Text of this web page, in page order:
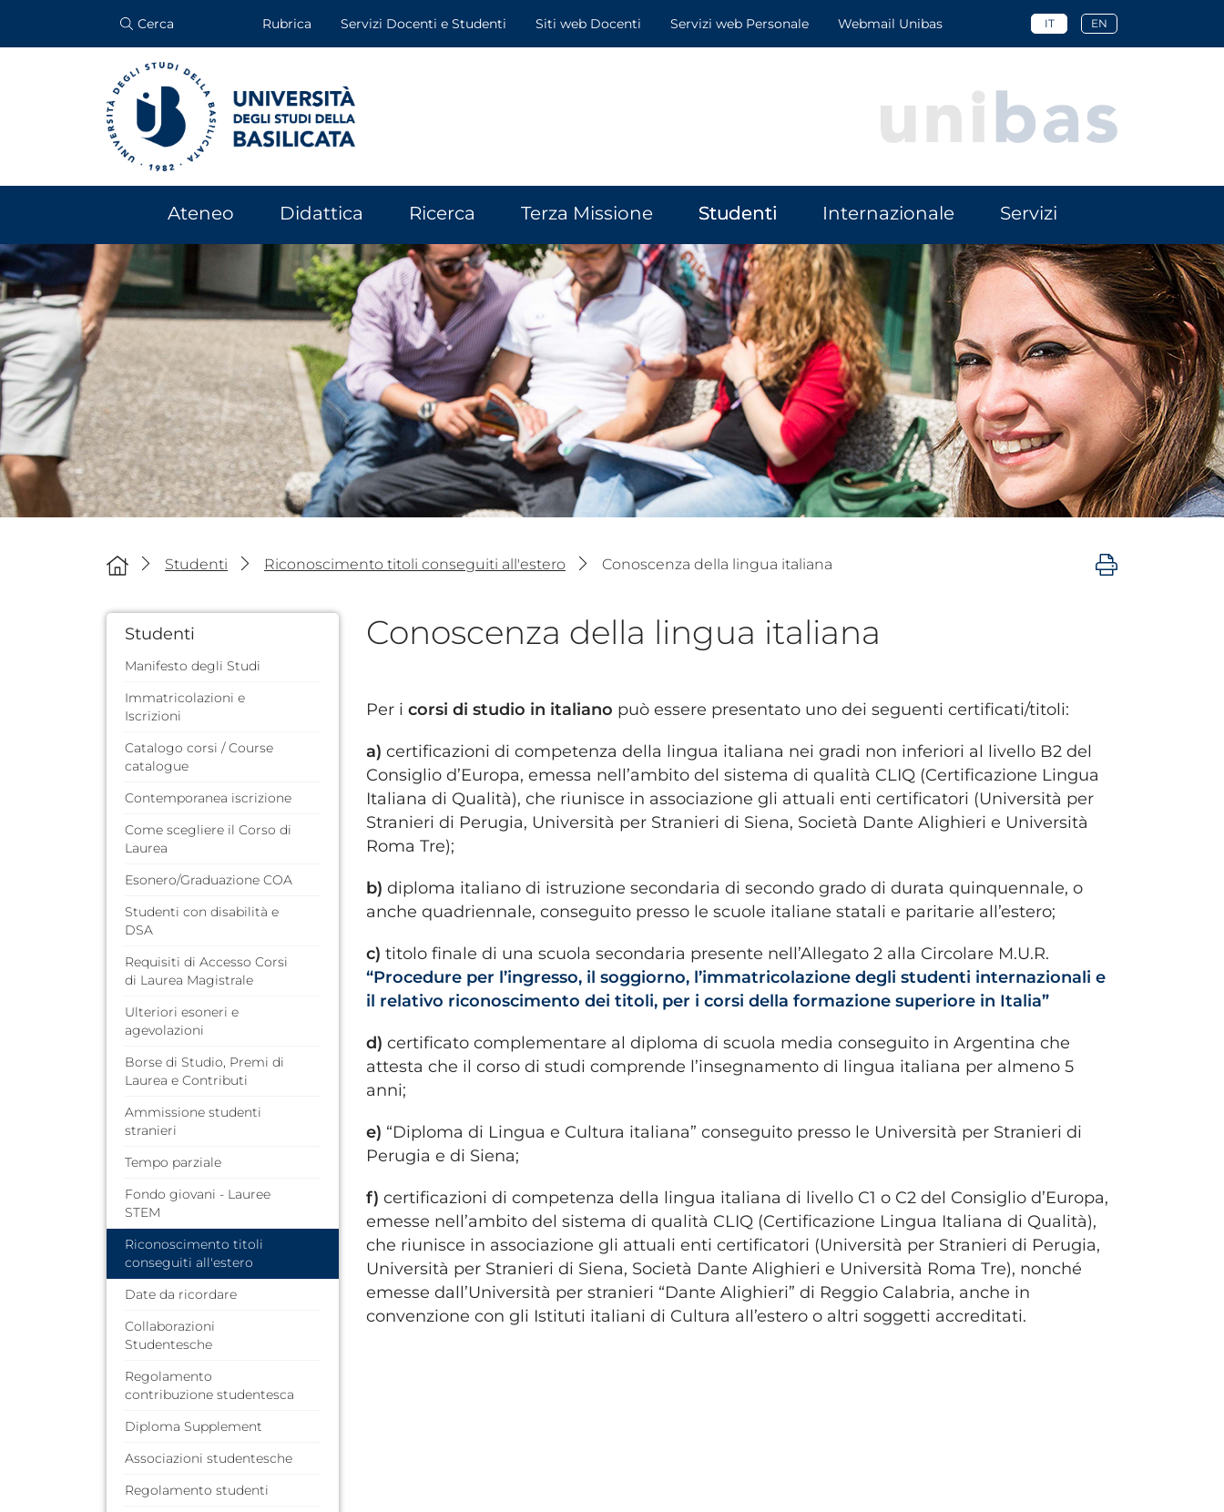
Cerca Rubrica Servizi Docenti e Studenti Siti web Docenti Servizi web Personale Webmail Unibas IT EN
Ateneo Didattica Ricerca Terza Missione Studenti Internazionale Servizi
Studenti Riconoscimento titoli conseguiti all'estero Conoscenza della lingua italiana
Conoscenza della lingua italiana
Per i corsi di studio in italiano può essere presentato uno dei seguenti certificati/titoli:
a) certificazioni di competenza della lingua italiana nei gradi non inferiori al livello B2 del
Consiglio d’Europa, emessa nell’ambito del sistema di qualità CLIQ (Certificazione Lingua
Italiana di Qualità), che riunisce in associazione gli attuali enti certificatori (Università per
Stranieri di Perugia, Università per Stranieri di Siena, Società Dante Alighieri e Università
Roma Tre);
b) diploma italiano di istruzione secondaria di secondo grado di durata quinquennale, o
anche quadriennale, conseguito presso le scuole italiane statali e paritarie all’estero;
c) titolo finale di una scuola secondaria presente nell’Allegato 2 alla Circolare M.U.R.
“Procedure per l’ingresso, il soggiorno, l’immatricolazione degli studenti internazionali e
il relativo riconoscimento dei titoli, per i corsi della formazione superiore in Italia”
d) certificato complementare al diploma di scuola media conseguito in Argentina che
attesta che il corso di studi comprende l’insegnamento di lingua italiana per almeno 5
anni;
e) “Diploma di Lingua e Cultura italiana” conseguito presso le Università per Stranieri di
Perugia e di Siena;
f) certificazioni di competenza della lingua italiana di livello C1 o C2 del Consiglio d’Europa,
emesse nell’ambito del sistema di qualità CLIQ (Certificazione Lingua Italiana di Qualità),
che riunisce in associazione gli attuali enti certificatori (Università per Stranieri di Perugia,
Università per Stranieri di Siena, Società Dante Alighieri e Università Roma Tre), nonché
emesse dall’Università per stranieri “Dante Alighieri” di Reggio Calabria, anche in
convenzione con gli Istituti italiani di Cultura all’estero o altri soggetti accreditati.
Studenti
Manifesto degli Studi
Immatricolazioni e
Iscrizioni
Catalogo corsi / Course
catalogue
Contemporanea iscrizione
Come scegliere il Corso di
Laurea
Esonero/Graduazione COA
Studenti con disabilità e
DSA
Requisiti di Accesso Corsi
di Laurea Magistrale
Ulteriori esoneri e
agevolazioni
Borse di Studio, Premi di
Laurea e Contributi
Ammissione studenti
stranieri
Tempo parziale
Fondo giovani - Lauree
STEM
Riconoscimento titoli
conseguiti all'estero
Date da ricordare
Collaborazioni
Studentesche
Regolamento
contribuzione studentesca
Diploma Supplement
Associazioni studentesche
Regolamento studenti